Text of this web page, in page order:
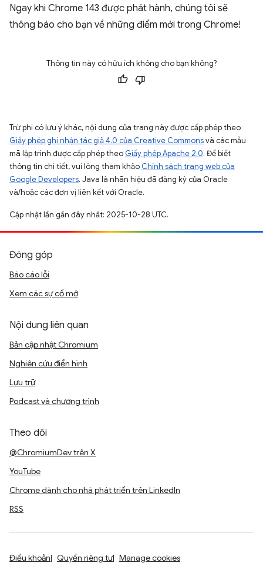
Ngay khi Chrome 143 được phát hành, chúng tôi sẽ
thông báo cho bạn về những điểm mới trong Chrome!
Thông tin này có hữu ích không cho bạn không?
Trừ phi có lưu ý khác, nội dung của trang này được cấp phép theo
Giấy phép ghi nhận tác giả 4.0 của Creative Commonsvà các mẫu
mã lập trình được cấp phép theo Giấy phép Apache 2.0. Để biết
thông tin chi tiết, vui lòng tham khảo Chính sách trang web của
Google Developers. Java là nhãn hiệu đã đăng ký của Oracle
và/hoặc các đơn vị liên kết với Oracle.
Cập nhật lần gần đây nhất: 2025-10-28 UTC.
Đóng góp
Báo cáo lỗi
Xem các sự cố mở
Nội dung liên quan
Bản cập nhật Chromium
Nghiên cứu điển hình
Lưu trữ
Podcast và chương trình
Theo dõi
@ChromiumDev trên X
YouTube
Chrome dành cho nhà phát triển trên LinkedIn
RSS
Điều khoản Quyền riêng tư Manage cookies